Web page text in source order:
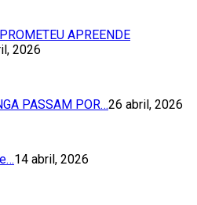
APREENDE
2026
PASSAM POR…26 abril, 2026
14 abril, 2026